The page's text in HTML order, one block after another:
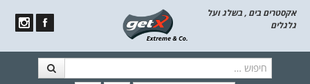
אקסטרים בים , בשלג ועל
גלגלים